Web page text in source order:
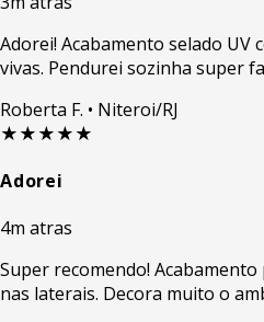
Adorei! Acabamento selado UV
vivas. Pendurei sozinha super
Roberta F. • Niteroi/RJ
★★★★★
Adorei
4m atras
Super recomendo!
nas laterais. Decora muito o